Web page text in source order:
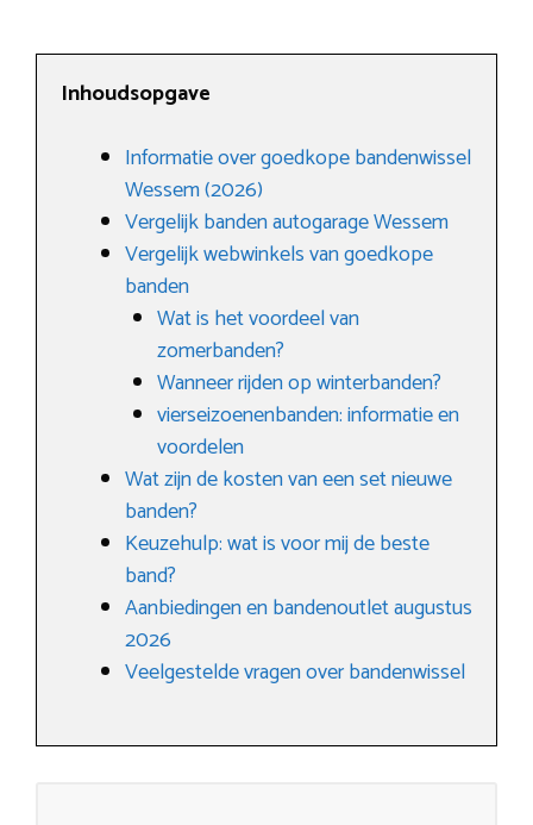
Inhoudsopgave
Informatie over goedkope bandenwissel
Wessem (2026)
Vergelijk banden autogarage Wessem
Vergelijk webwinkels van goedkope
banden
Wat is het voordeel van
zomerbanden?
Wanneer rijden op winterbanden?
vierseizoenenbanden: informatie en
voordelen
Wat zijn de kosten van een set nieuwe
banden?
Keuzehulp: wat is voor mij de beste
band?
Aanbiedingen en bandenoutlet augustus
2026
Veelgestelde vragen over bandenwissel